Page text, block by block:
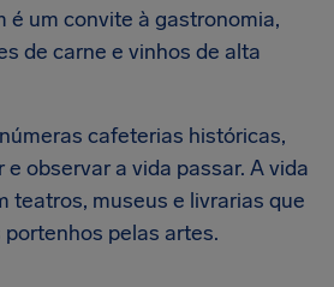
é um convite à gastronomia,
de carne e vinhos de alta
cafeterias históricas,
observar a vida passar. A vida
teatros, museus e livrarias que
pelas artes.